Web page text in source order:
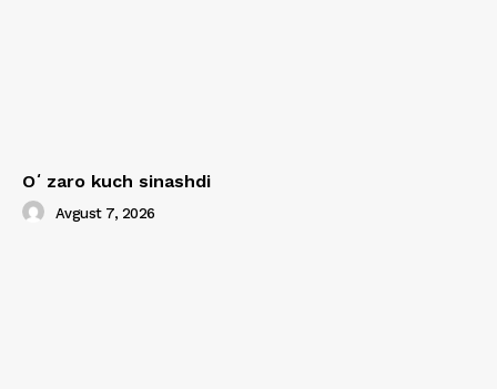
Oʻzaro kuch sinashdi
Avgust 7, 2026